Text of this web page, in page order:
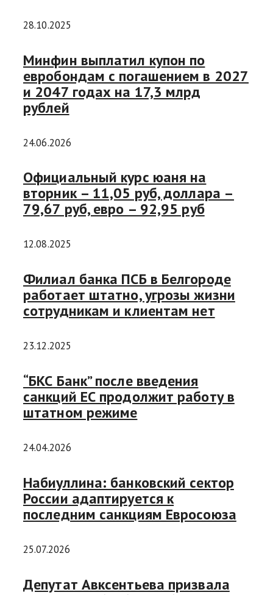
28.10.2025
Минфин выплатил купон по
евробондам с погашением в 2027
и 2047 годах на 17,3 млрд
рублей
24.06.2026
Официальный курс юаня на
вторник – 11,05 руб, доллара –
79,67 руб, евро – 92,95 руб
12.08.2025
Филиал банка ПСБ в Белгороде
работает штатно, угрозы жизни
сотрудникам и клиентам нет
23.12.2025
“БКС Банк” после введения
санкций ЕС продолжит работу в
штатном режиме
24.04.2026
Набиуллина: банковский сектор
России адаптируется к
последним санкциям Евросоюза
25.07.2026
Депутат Авксентьева призвала